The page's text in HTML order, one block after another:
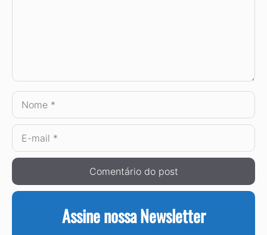
Nome
E-
mail
Assine nossa Newsletter